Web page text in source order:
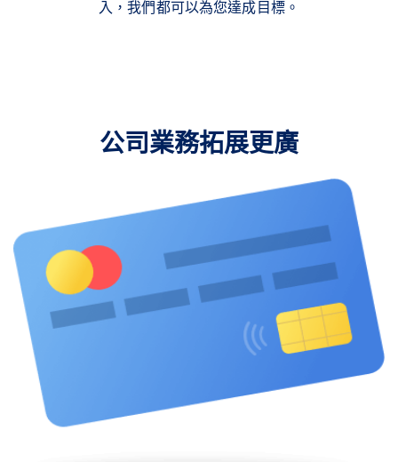
入，我們都可以為您達成目標。
公司業務拓展更廣